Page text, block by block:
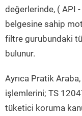
değerlerinde, ( API
belgesine sahip
filtre gurubundaki
bulunur.
Ayrıca Pratik
işlemlerini; TS
tüketici koruma